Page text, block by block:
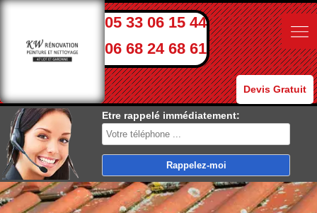
05 33 06 15 44
06 68 24 68 61
Devis Gratuit
Etre rappelé immédiatement: